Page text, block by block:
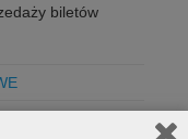
biletów